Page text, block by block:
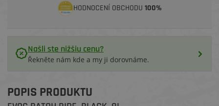
HODNOCENÍ OBCHODU 100%
Našli ste nižšiu cenu?
Řekněte nám kde a my ji dorovnáme.
POPIS PRODUKTU